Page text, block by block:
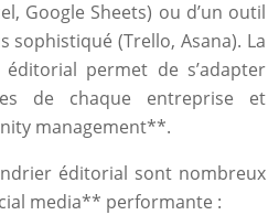
Google Sheets) ou d’un outil
sophistiqué (Trello, Asana). La
permet de s’adapter
de chaque entreprise et
management**.
éditorial sont nombreux
media** performante :